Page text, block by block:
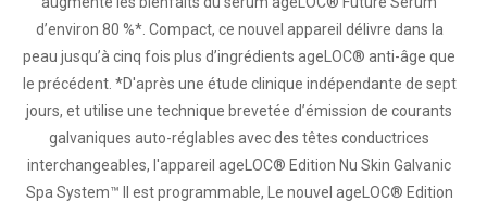
d’environ 80 %*. Compact, ce nouvel appareil délivre dans la
peau jusqu’à cinq fois plus d’ingrédients ageLOC® anti-âge que
le précédent. *D'après une étude clinique indépendante de sept
jours, et utilise une technique brevetée d’émission de courants
galvaniques auto-réglables avec des têtes conductrices
interchangeables, l'appareil ageLOC® Edition Nu Skin Galvanic
Spa System™ II est programmable,
Le nouvel ageLOC® Edition